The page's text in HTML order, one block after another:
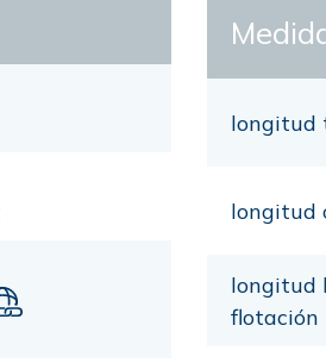
longitud
longitud
longitud
flotación